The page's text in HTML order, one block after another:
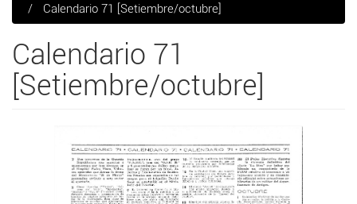
Calendario 71 [Setiembre/octubre]
Calendario 71
[Setiembre/octubre]